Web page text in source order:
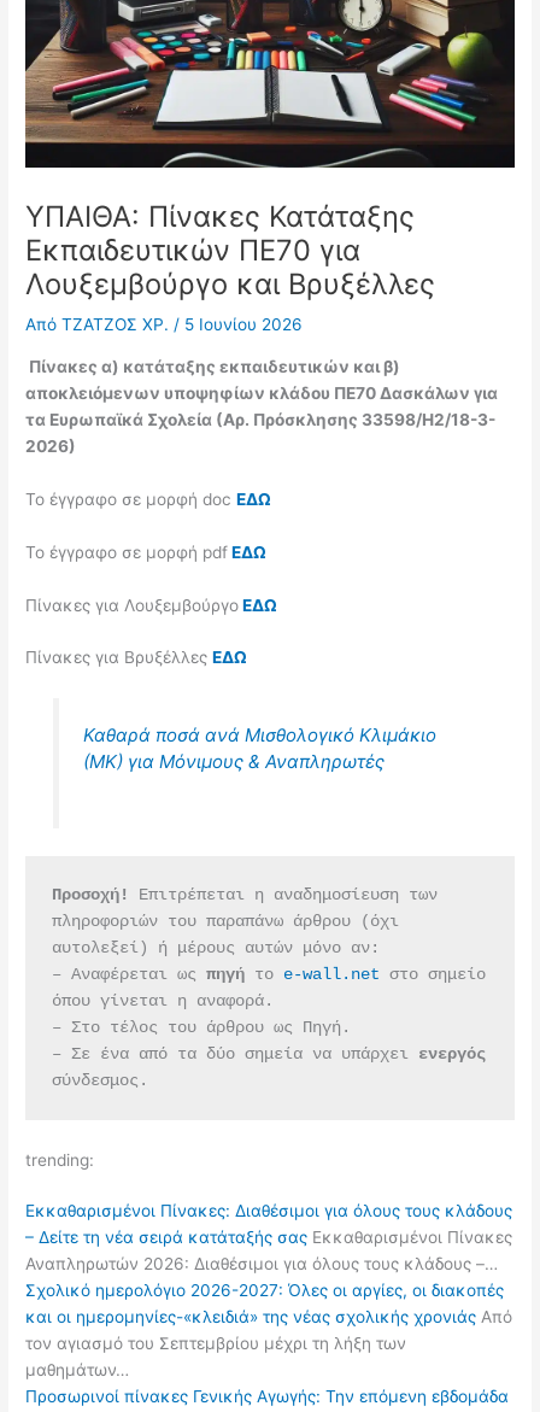
ΥΠΑΙΘΑ: Πίνακες Κατάταξης
Εκπαιδευτικών ΠΕ70 για
Λουξεμβούργο και Βρυξέλλες
ΑπόΤΖΑΤΖΟΣ ΧΡ./ 5 Ιουνίου 2026
Πίνακες α) κατάταξης εκπαιδευτικών και β)
αποκλειόμενων υποψηφίων κλάδου ΠΕ70 Δασκάλων για
τα Ευρωπαϊκά Σχολεία (Αρ. Πρόσκλησης 33598/Η2/18-3-
2026)
Το έγγραφο σε μορφή docΕΔΩ
Το έγγραφο σε μορφή pdfΕΔΩ
Πίνακες για ΛουξεμβούργοΕΔΩ
Πίνακες για ΒρυξέλλεςΕΔΩ
Καθαρά ποσά ανά Μισθολογικό Κλιμάκιο
(ΜΚ) για Μόνιμους & Αναπληρωτές
Προσοχή!
Επιτρέπεται η αναδημοσίευση των
πληροφοριών του παραπάνω άρθρου (όχι
αυτολεξεί) ή μέρους αυτών μόνο αν:
– Αναφέρεται ως πηγή το e-wall.net στο σημείο
όπου γίνεται η αναφορά.
– Στο τέλος του άρθρου ως Πηγή.
– Σε ένα από τα δύο σημεία να υπάρχει
σύνδεσμος.
trending:
Εκκαθαρισμένοι Πίνακες: Διαθέσιμοι για όλους τους κλάδους
– Δείτε τη νέα σειρά κατάταξής σας Εκκαθαρισμένοι Πίνακες
Αναπληρωτών 2026: Διαθέσιμοι για όλους τους κλάδους –…
Σχολικό ημερολόγιο 2026-2027: Όλες οι αργίες, οι διακοπές
και οι ημερομηνίες-«κλειδιά» της νέας σχολικής χρονιάς Από
τον αγιασμό του Σεπτεμβρίου μέχρι τη λήξη των
μαθημάτων…
Προσωρινοί πίνακες Γενικής Αγωγής: Την επόμενη εβδομάδα